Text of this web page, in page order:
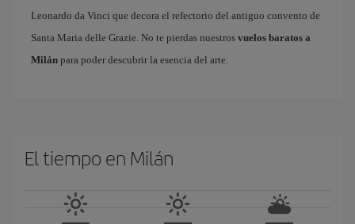
Leonardo da Vinci que decora el refectorio del antiguo convento de
Santa Maria delle Grazie. No te pierdas nuestros vuelos baratos a
Milán para poder descubrir la esencia del arte.
El tiempo en Milán